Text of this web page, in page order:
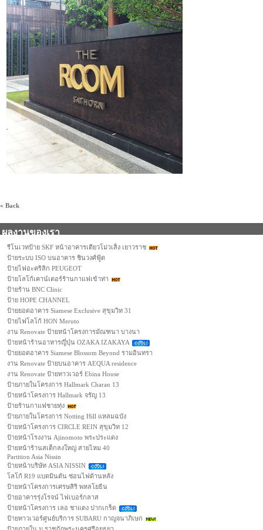
« Back
ผลงานของเรา
รีโนเวทป้าย SKF หน้าอาคารเตียวโม่วเส็ง เยาวราช
ป้ายระบบ ISO บนอาคาร ชินวงศ์ฟู้ด
ป้ายไฟอะคริลิก PEUGEOT
ป้ายโลโก้เคาน์เตอร์ร้านกาแฟเข้าท่า
ป้ายร้าน BNC Clinic
ป้าย HOPE CHANNEL
ป้ายยอดอาคาร Siamese Exclusive สุขุมวิท 31
ป้ายไฟโลโก้ HON Meruto
งาน Renovate ป้ายหน้าโครงการมัณฑนา บางนา
ป้ายหน้าร้านอาหารญี่ปุ่น OZAKA IZAKAYA
ป้ายยอดอาคาร Siamese Blossom Beyond รามอินทรา
งาน Renovate ป้ายบนอาคาร AEQUA residence
งาน Renovate ป้ายทาวเวอร์ Ebina House
ป้ายภายในโครงการ Hallmark Charan 13
ป้ายหน้าโครงการ Hallmark จรัญ 13
ป้ายร้านกาแฟชายทุ่ง
ป้ายภายในโครงการ Notting Hill แหลมฉบัง
ป้ายหน้าโครงการ CIRCLE REIN สุขุมวิท 12
ป้ายหน้าโรงงาน Ajinomoto พระประแดง
ป้ายหน้าร้านสเต็กลงใหญ่ สายไหม 40
Partition Asia Nissin
ป้ายหน้าบริษัท ASIA NISSIN
โลโก้ R19 แบดมินตัน ซ่อนไฟด้านหลัง
ป้ายหน้าโครงการเศรษสิริ พหลโยธิน
ป้ายอาคารรุ่งโรจน์ ไฟเบอร์กลาส
ป้ายหน้าโครงการ เลอ ชาแดง ปากเกร็ด
ป้ายทาวเวอร์ศูนย์บริการ SUBARU กาญจนาภิเษก